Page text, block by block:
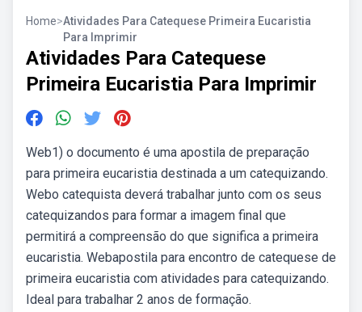
Home>Atividades Para Catequese Primeira Eucaristia
Para Imprimir
Atividades Para Catequese
Primeira Eucaristia Para Imprimir
Web1) o documento é uma apostila de preparação
para primeira eucaristia destinada a um catequizando.
Webo catequista deverá trabalhar junto com os seus
catequizandos para formar a imagem final que
permitirá a compreensão do que significa a primeira
eucaristia. Webapostila para encontro de catequese de
primeira eucaristia com atividades para catequizando.
Ideal para trabalhar 2 anos de formação.